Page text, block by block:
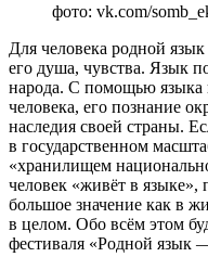
фото: vk.com/
Для человека родной
его душа, чувства. Язык
народа. С помощью языка
человека, его познание
наследия своей страны.
в государственном
«хранилищем
человек «живёт в языке»,
большое значение как в
в целом. Обо всём этом
фестиваля «Родной язык